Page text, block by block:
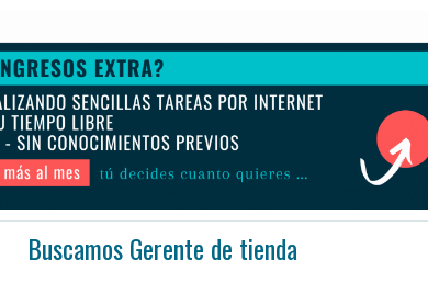
Buscamos Gerente de tienda